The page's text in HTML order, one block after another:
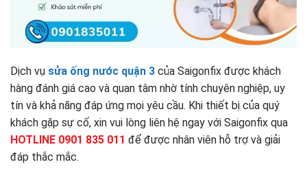
Dịch vụ sửa ống nước quận 3 của Saigonfix được khách
hàng đánh giá cao và quan tâm nhờ tính chuyên nghiệp, uy
tín và khả năng đáp ứng mọi yêu cầu. Khi thiết bị của quý
khách gặp sự cố, xin vui lòng liên hệ ngay với Saigonfix qua
HOTLINE 0901 835 011 để được nhân viên hỗ trợ và giải
đáp thắc mắc.